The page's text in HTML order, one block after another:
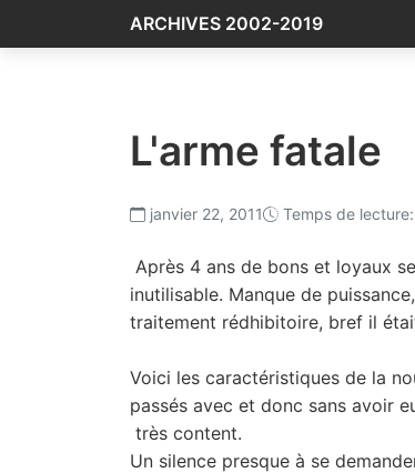
ARCHIVES 2002-2019
L'arme fatale
janvier 22, 2011 Temps de
Après 4 ans de bons et loyaux
inutilisable. Manque de
traitement rédhibitoire, bref il
Voici les caractéristiques de la
passés avec et donc sans avoir
très content.
Un silence presque à se